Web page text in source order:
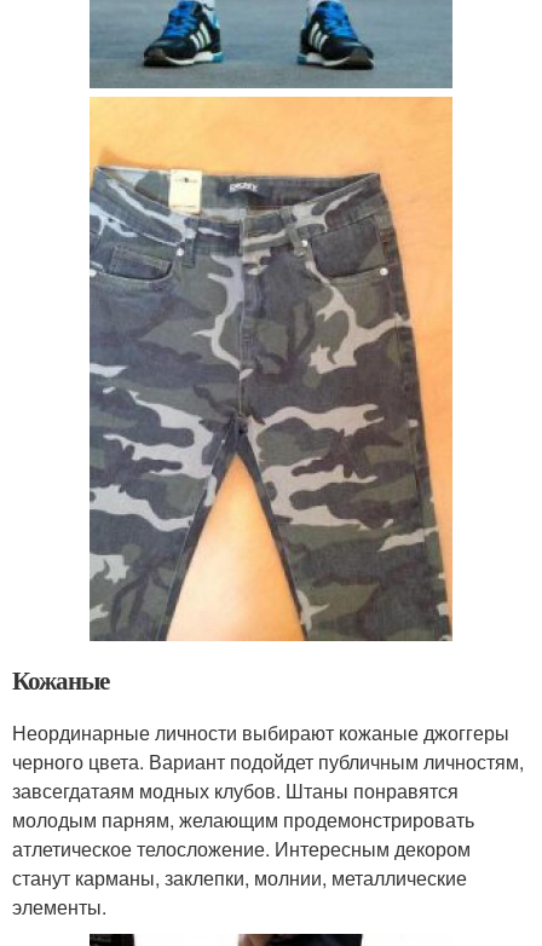
Кожаные
Неординарные личности выбирают кожаные джоггеры
черного цвета. Вариант подойдет публичным личностям,
завсегдатаям модных клубов. Штаны понравятся
молодым парням, желающим продемонстрировать
атлетическое телосложение. Интересным декором
станут карманы, заклепки, молнии, металлические
элементы.